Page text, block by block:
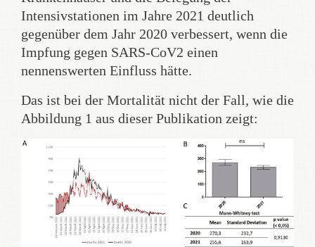
Intensivstationen im Jahre 2021 deutlich
gegenüber dem Jahr 2020 verbessert, wenn die
Impfung gegen SARS-CoV2 einen
nennenswerten Einfluss hätte.
Das ist bei der Mortalität nicht der Fall, wie die
Abbildung 1 aus dieser Publikation zeigt: